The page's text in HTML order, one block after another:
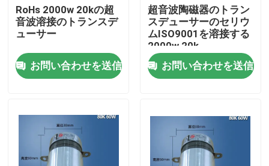
私達に連絡しなさい
高出力超音波トランスデューサー
多頻度超音波トランスデューサー
RoHs 2000w 20kの超
音波溶接のトランスデ
ューサー
お問い合わせを送信
超音波陶磁器のトラン
スデューサーのセリウ
ムISO9001を溶接する
2000w 20k
お問い合わせを送信